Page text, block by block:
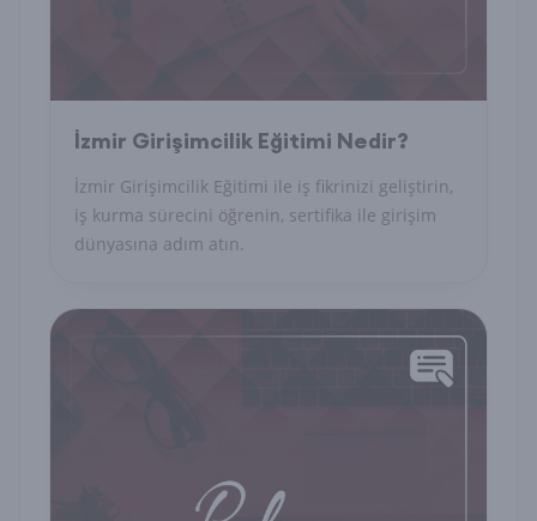
İzmir Girişimcilik Eğitimi Nedir?
İzmir Girişimcilik Eğitimi ile iş fikrinizi geliştirin,
iş kurma sürecini öğrenin, sertifika ile girişim
dünyasına adım atın.